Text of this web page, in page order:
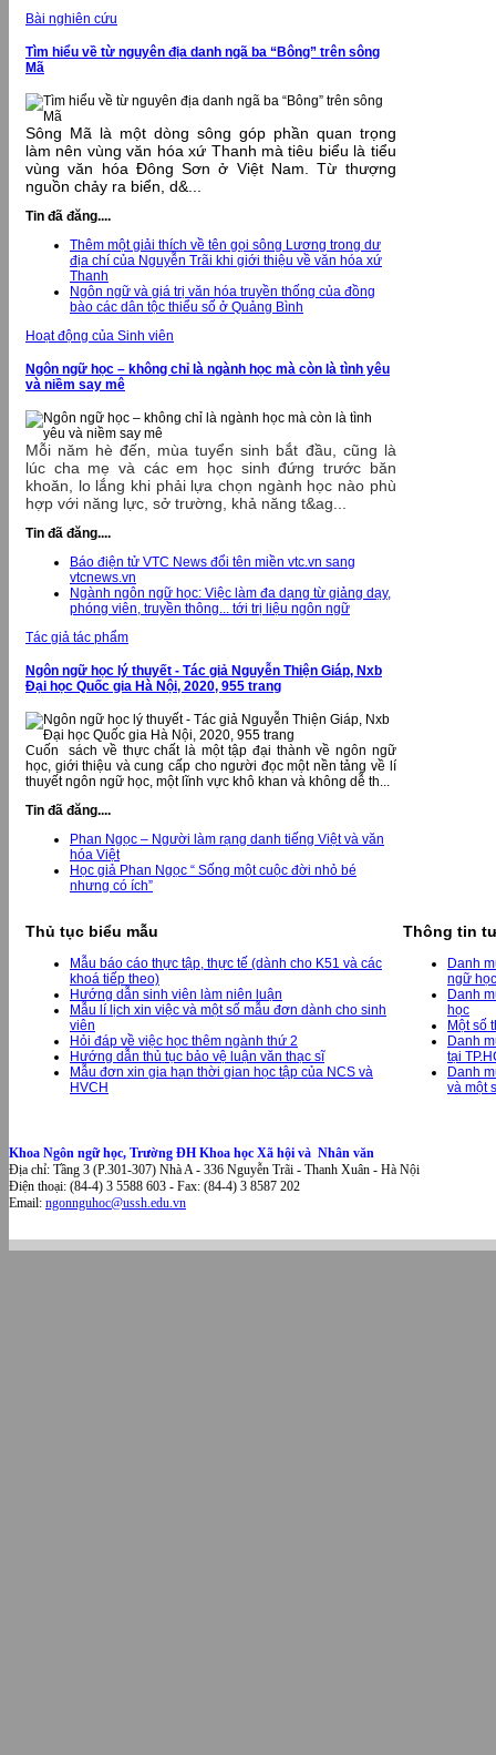
Bài nghiên cứu
Tìm hiểu về từ nguyên địa danh ngã ba “Bông” trên sông
Mã
Sông Mã là một dòng sông góp phần quan trọng
làm nên vùng văn hóa xứ Thanh mà tiêu biểu là tiểu
vùng văn hóa Đông Sơn ở Việt Nam. Từ thượng
nguồn chảy ra biển, d&...
Tin đã đăng....
Thêm một giải thích về tên gọi sông Lương trong dư
địa chí của Nguyễn Trãi khi giới thiệu về văn hóa xứ
Thanh
Ngôn ngữ và giá trị văn hóa truyền thống của đồng
bào các dân tộc thiểu số ở Quảng Bình
Hoạt động của Sinh viên
Ngôn ngữ học – không chỉ là ngành học mà còn là tình yêu
và niềm say mê
Mỗi năm hè đến, mùa tuyển sinh bắt đầu, cũng là
lúc cha mẹ và các em học sinh đứng trước băn
khoăn, lo lắng khi phải lựa chọn ngành học nào phù
hợp với năng lực, sở trường, khả năng t&ag...
Tin đã đăng....
Báo điện tử VTC News đổi tên miền vtc.vn sang
vtcnews.vn
Ngành ngôn ngữ học: Việc làm đa dạng từ giảng dạy,
phóng viên, truyền thông... tới trị liệu ngôn ngữ
Tác giả tác phẩm
Ngôn ngữ học lý thuyết - Tác giả Nguyễn Thiện Giáp, Nxb
Đại học Quốc gia Hà Nội, 2020, 955 trang
Cuốn sách về thực chất là một tập đại thành về ngôn ngữ
học, giới thiệu và cung cấp cho người đọc một nền tảng về lí
thuyết ngôn ngữ học, một lĩnh vực khô khan và không dễ th...
Tin đã đăng....
Phan Ngọc – Người làm rạng danh tiếng Việt và văn
hóa Việt
Học giả Phan Ngọc “ Sống một cuộc đời nhỏ bé
nhưng có ích”
Thủ tục biểu mẫu
Mẫu báo cáo thực tập, thực tế (dành cho K51 và các
khoá tiếp theo)
Hướng dẫn sinh viên làm niên luận
Mẫu lí lịch xin việc và một số mẫu đơn dành cho sinh
viên
Hỏi đáp về việc học thêm ngành thứ 2
Hướng dẫn thủ tục bảo vệ luận văn thạc sĩ
Mẫu đơn xin gia hạn thời gian học tập của NCS và
HVCH
Thông tin
Danh
ngữ học
Danh
học
Một số
Danh
tại
Danh
và một
Khoa Ngôn ngữ học, Trường ĐH Khoa học Xã hội và Nhân văn
Địa chỉ: Tầng 3 (P.301-307) Nhà A - 336 Nguyễn Trãi - Thanh Xuân - Hà Nội
Điện thoại: (84-4) 3 5588 603 - Fax: (84-4) 3 8587 202
Email: ngonnguhoc@ussh.edu.vn